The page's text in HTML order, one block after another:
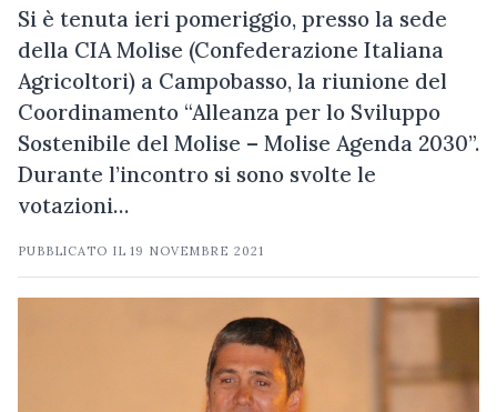
Si è tenuta ieri pomeriggio, presso la sede
della CIA Molise (Confederazione Italiana
Agricoltori) a Campobasso, la riunione del
Coordinamento “Alleanza per lo Sviluppo
Sostenibile del Molise – Molise Agenda 2030”.
Durante l’incontro si sono svolte le
votazioni…
PUBBLICATO IL19 NOVEMBRE 2021